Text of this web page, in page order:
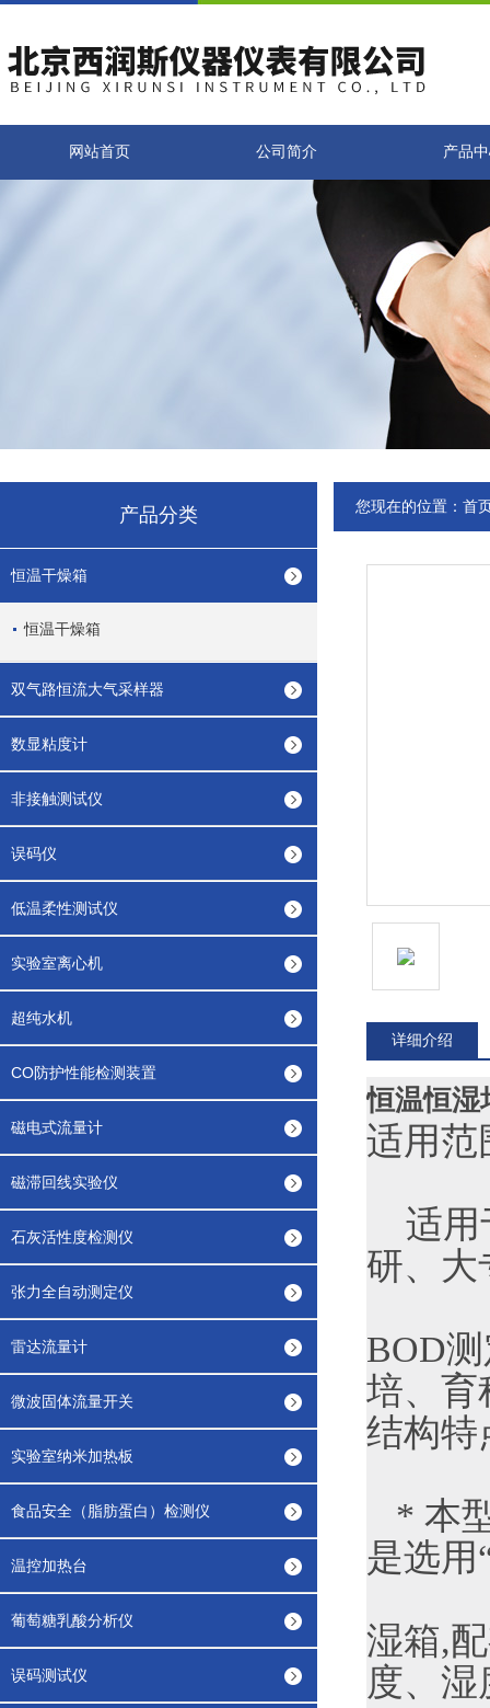
网站首页 公司简介 产品
产品分类
恒温干燥箱
恒温干燥箱
双气路恒流大气采样器
数显粘度计
非接触测试仪
误码仪
低温柔性测试仪
实验室离心机
超纯水机
CO防护性能检测装置
磁电式流量计
磁滞回线实验仪
石灰活性度检测仪
张力全自动测定仪
雷达流量计
微波固体流量开关
实验室纳米加热板
食品安全（脂肪蛋白）检测仪
温控加热台
葡萄糖乳酸分析仪
误码测试仪
您现在的位置： 首
详细介绍
恒温恒湿
适用范
适用
研、大
BOD
培、育
结构特
* 本
是选用
湿箱,
度、